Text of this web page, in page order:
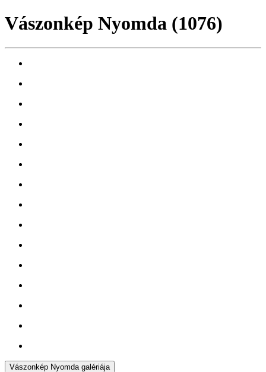
Vászonkép Nyomda (1076)
Vászonkép Nyomda galériája